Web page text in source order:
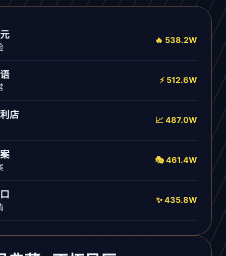
🔥 538.2W
⚡ 512.6W
店 📈 487.0W
🎭 461.4W
✨ 435.8W